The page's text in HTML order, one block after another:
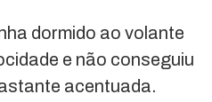
dormido ao volante
e não conseguiu
acentuada.